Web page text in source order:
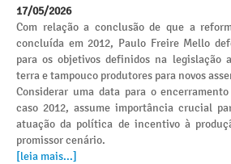
17/05/2026
Com relação a conclusão de que a
concluída em 2012, Paulo Freire Mello
para os objetivos definidos na legislação
terra e tampouco produtores para novos
Considerar uma data para o
caso 2012, assume importância crucial
atuação da política de incentivo à
promissor cenário.
[leia mais...]